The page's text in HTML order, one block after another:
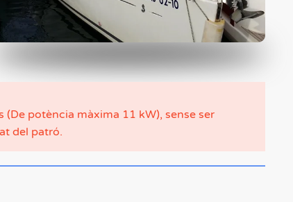
potència màxima 11 kW), sense ser
del patró.